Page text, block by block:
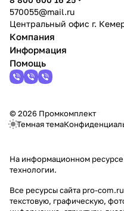
570055@mail.ru
Центральный офис г.
Компания
Информация
Помощь
© 2026 Промкомплект
Темная тема
На информационном
технологии.
Все ресурсы сайта pro-
текстовую, графическую,